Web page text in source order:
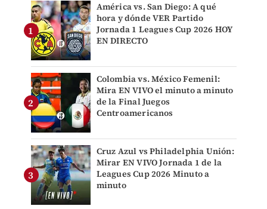
América vs. San Diego: A qué
hora y dónde VER Partido
Jornada 1 Leagues Cup 2026 HOY
EN DIRECTO
Colombia vs. México Femenil:
Mira EN VIVO el minuto a minuto
de la Final Juegos
Centroamericanos
Cruz Azul vs Philadelphia Unión:
Mirar EN VIVO Jornada 1 de la
Leagues Cup 2026 Minuto a
minuto